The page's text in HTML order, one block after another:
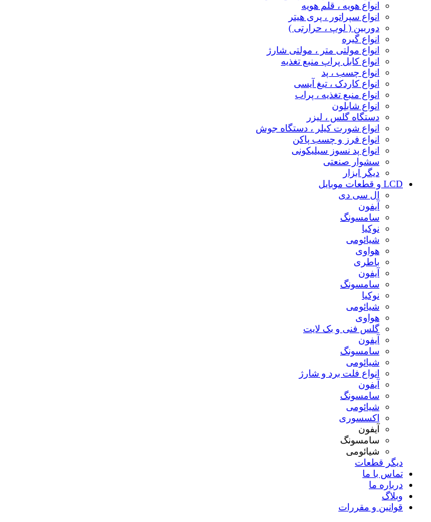
انواع هویه ، قلم هویه
انواع سپراتور ، پری هیتر
دوربین ( لوپ ، حرارتی )
انواع گیره
انواع مولتی متر ، مولتی شارژ
انواع کابل پراپ منبع تغذیه
انواع چسب ، پد
انواع کاردک ، تیغ آیسی
انواع منبع تغذیه ، پراب
انواع شابلون
دستگاه گلس ، لیزر
انواع شورت کیلر ، دستگاه جوش
انواع فرز و چسب پاکن
انواع پد نسوز سیلیکونی
سشوار صنعتی
دیگر ابزار
LCD و قطعات موبایل
ال سی دی
آیفون
سامسونگ
نوکیا
شیائومی
هواوی
باطری
آیفون
سامسونگ
نوکیا
شیائومی
هواوی
گلس فنی و بک لایت
آیفون
سامسونگ
شیائومی
انواع فلت برد و شارژ
آیفون
سامسونگ
شیائومی
اکسسوری
آیفون
سامسونگ
شیائومی
دیگر قطعات
تماس با ما
درباره ما
وبلاگ
قوانین و مقررات